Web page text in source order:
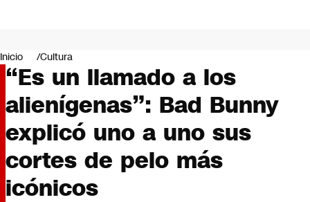
Negocios
Deportes
Programas completos
Cultura
Servicios
Bits
CNN Data
CNN tiempo
Futuro 360
Opinión
Inicio Cultura
“Es un llamado a los
alienígenas”: Bad Bunny
explicó uno a uno sus
cortes de pelo más
icónicos